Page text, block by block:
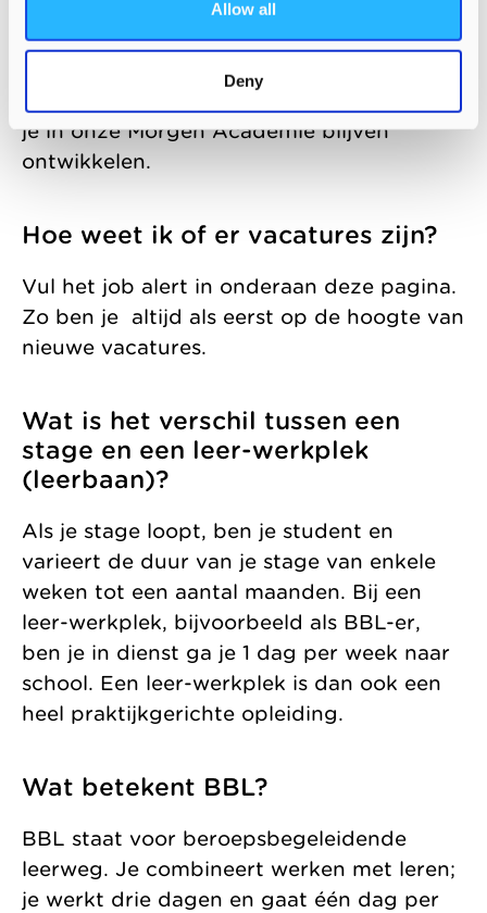
Allow all
Deny
Morgen veel te kiezen valt; met
verschillende kinderopvangmerken en
integrale kindcentra, is altijd wel een
je in onze Morgen Academie blijven
ontwikkelen.
Hoe weet ik of er vacatures zijn?
Vul het job alert in onderaan deze pagina.
Zo ben je altijd als eerst op de hoogte van
nieuwe vacatures.
Wat is het verschil tussen een
stage en een leer-werkplek
(leerbaan)?
Als je stage loopt, ben je student en
varieert de duur van je stage van enkele
weken tot een aantal maanden. Bij een
leer-werkplek, bijvoorbeeld als BBL-er,
ben je in dienst ga je 1 dag per week naar
school. Een leer-werkplek is dan ook een
heel praktijkgerichte opleiding.
Wat betekent BBL?
BBL staat voor beroepsbegeleidende
leerweg. Je combineert werken met leren;
je werkt drie dagen en gaat één dag per